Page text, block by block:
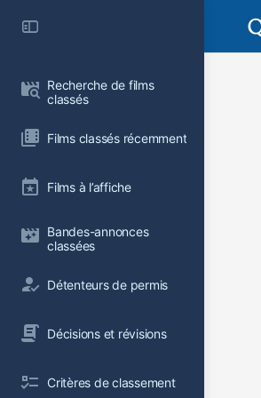
Recherche de films
classés
Films classés récemment
Films à l’affiche
Bandes-annonces
classées
Détenteurs de permis
Décisions et révisions
Critères de classement